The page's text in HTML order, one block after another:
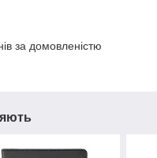
за домовленістю